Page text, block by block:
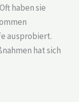
haben sie
ausprobiert.
hat sich